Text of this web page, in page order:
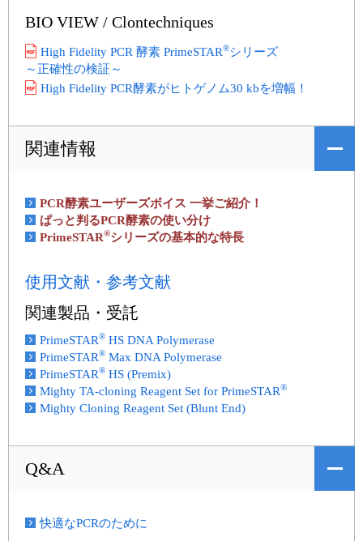
BIO VIEW / Clontechniques
High Fidelity PCR 酵素 PrimeSTAR®シリーズ
～正確性の検証～
High Fidelity PCR酵素がヒトゲノム30 kbを増幅！
関連情報
PCR酵素ユーザーズボイス 一挙ご紹介！
ぱっと判るPCR酵素の使い分け
PrimeSTAR®シリーズの基本的な特長
使用文献・参考文献
関連製品・受託
PrimeSTAR® HS DNA Polymerase
PrimeSTAR® Max DNA Polymerase
PrimeSTAR® HS (Premix)
Mighty TA-cloning Reagent Set for PrimeSTAR®
Mighty Cloning Reagent Set (Blunt End)
Q&A
快適なPCRのために